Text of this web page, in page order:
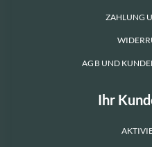
ZAHLUNG
AGB UND
Ihr